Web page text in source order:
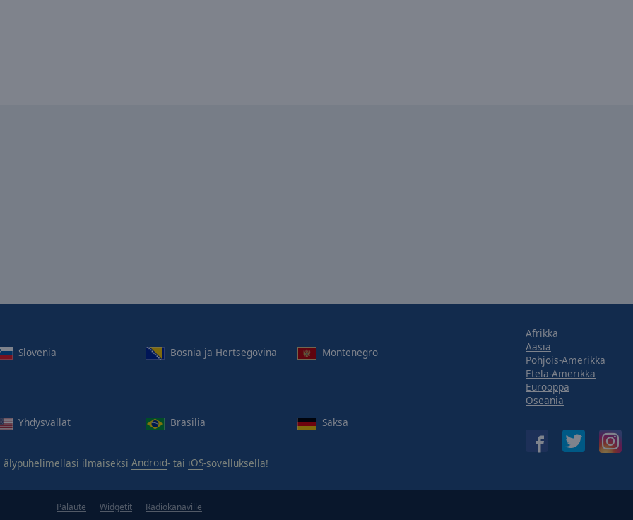
Slovenia Bosnia ja Hertsegovina
Montenegro
Yhdysvallat Brasilia Saksa
älypuhelimellasi ilmaiseksi Android- tai iOS-sovelluksella!
Afrikka
Aasia
Pohjois-Amerikka
Etelä-Amerikka
Eurooppa
Oseania
Palaute Widgetit Radiokanaville